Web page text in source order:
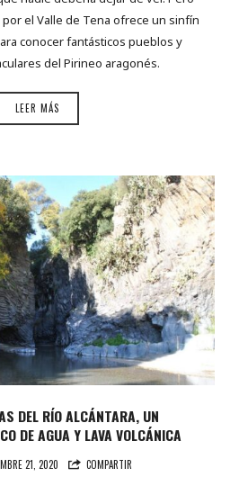
el Valle de Tena ofrece un sinfín
conocer fantásticos pueblos y
del Pirineo aragonés.
LEER MÁS
DEL RÍO ALCÁNTARA, UN
DE AGUA Y LAVA VOLCÁNICA
21, 2020 COMPARTIR